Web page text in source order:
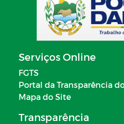
Serviços Online
FGTS
Portal da Transparência
Mapa do Site
Transparência